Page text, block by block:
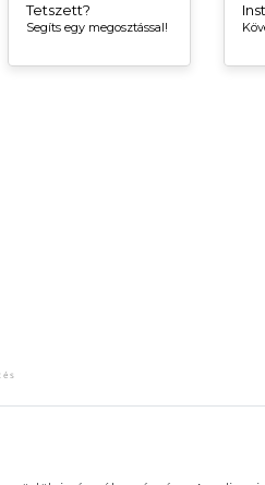
Tetszett?
Segíts egy megosztással!